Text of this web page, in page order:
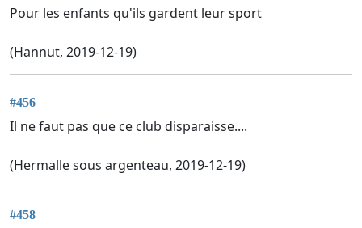
Pour les enfants qu'ils gardent leur sport
(Hannut, 2019-12-19)
#456
Il ne faut pas que ce club disparaisse....
(Hermalle sous argenteau, 2019-12-19)
#458